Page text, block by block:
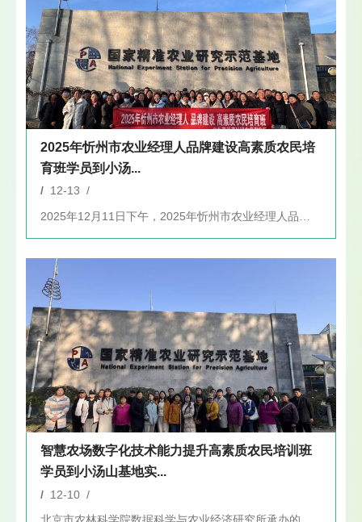
2025年忻州市农业经理人品牌建设高素质农民培
育班学员到小汤...
/ 12-13 /
智慧农场数字化技术能力提升高素质农民培训班
学员到小汤山基地实...
/ 12-10 /